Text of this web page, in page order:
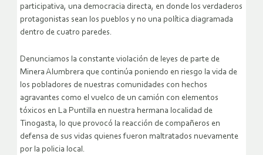
participativa, una democracia directa, en donde los verdaderos
protagonistas sean los pueblos y no una política diagramada
dentro de cuatro paredes.
Denunciamos la constante violación de leyes de parte de
Minera Alumbrera que continúa poniendo en riesgo la vida de
los pobladores de nuestras comunidades con hechos
agravantes como el vuelco de un camión con elementos
tóxicos en La Puntilla en nuestra hermana localidad de
Tinogasta, lo que provocó la reacción de compañeros en
defensa de sus vidas quienes fueron maltratados nuevamente
por la policia local.